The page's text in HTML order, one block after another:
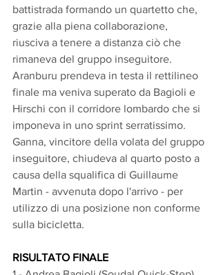
battistrada formando un quartetto che,
grazie alla piena collaborazione,
riusciva a tenere a distanza ciò che
rimaneva del gruppo inseguitore.
Aranburu prendeva in testa il rettilineo
finale ma veniva superato da Bagioli e
Hirschi con il corridore lombardo che si
imponeva in uno sprint serratissimo.
Ganna, vincitore della volata del gruppo
inseguitore, chiudeva al quarto posto a
causa della squalifica di Guillaume
Martin - avvenuta dopo l'arrivo - per
utilizzo di una posizione non conforme
sulla bicicletta.
RISULTATO FINALE